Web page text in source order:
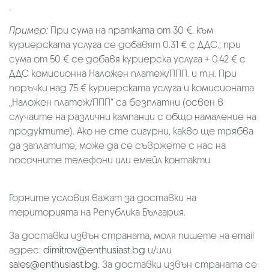
.
Пример: При сума на пратката от 30 €. към
куриерската услуга се добавят 0.31 € с ДДС.; при
сума от 50 € се добавя куриерска услуга + 0.42 € с
ДДС комисионна Наложен платеж/ППП. и т.н. При
поръчки над 75 € куриерската услуга и комисионата
„Наложен платеж/ППП“ са безплатни (освен в
случаите на различни кампании с общо намаление на
продуктите). Ако не сте сигурни, какво ще трябва
да заплатите, може да се съвржете с нас на
посочните телефони или емейл контакти.
Горните условия важат за доставки на
територията на Република България.
За доставки извън страната, моля пишете на email
адрес: dimitrov@enthusiast.bg и/или
sales@enthusiast.bg. За доставки извън страната се